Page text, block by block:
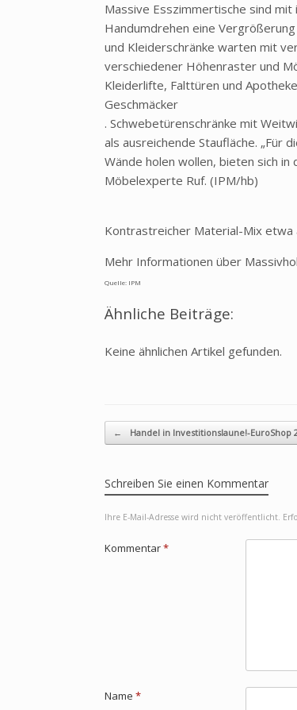
Massive Esszimmertische sind
Handumdrehen eine
und Kleiderschränke warten mit
verschiedener Höhenraster und
Kleiderlifte, Falttüren und
Geschmäcker
. Schwebetürenschränke mit
als ausreichende Staufläche. „Für
Wände holen wollen, bieten sich
Möbelexperte Ruf. (IPM/hb)
Kontrastreicher Material-Mix etwa
Mehr Informationen über
Quelle: IPM
Ähnliche Beiträge:
Keine ähnlichen Artikel gefunden.
Beitragsnavigation
← Handel in Investitionslaune!-EuroShop
Schreiben Sie einen Kommentar
Ihre E-Mail-Adresse wird nicht veröffentlicht.
Kommentar*
Name *